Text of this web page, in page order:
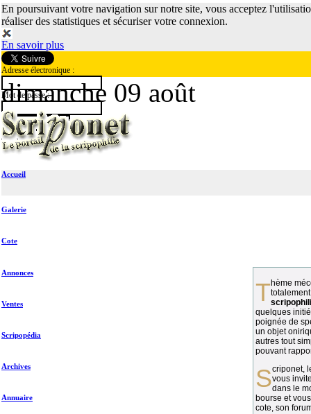
En poursuivant votre navigation sur notre site, vous acceptez
réaliser des statistiques et sécuriser votre connexion.
En savoir plus
Adresse électronique :
Mot de passe :
dimanche 09 août
Accueil
Galerie
Cote
Annonces
Ventes
Scripopédia
Archives
Annuaire
Thème méconnu des collectionneurs et
quelques
poignée de
un objet
autres tout
pouvant
vous
dans le
bourse et
cote, son